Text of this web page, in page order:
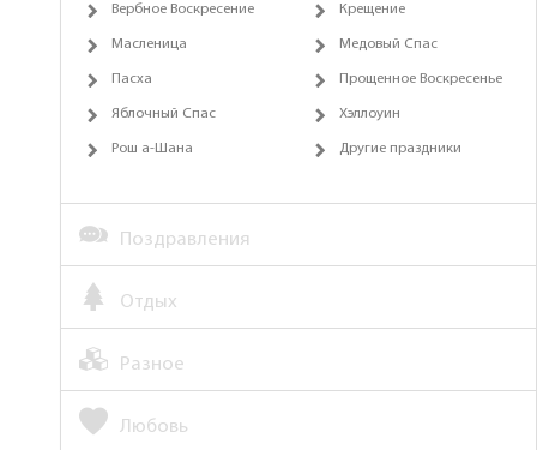
Вербное Воскресение Крещение
Масленица Медовый Спас
Пасха Прощенное Воскресенье
Яблочный Спас Хэллоуин
Рош а-Шана Другие праздники
Поздравления
Отдых
Разное
Любовь